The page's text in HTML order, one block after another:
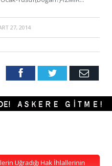
27, 2014
FacebookTwitter Email
Uğradığı Hak İhlallerinin